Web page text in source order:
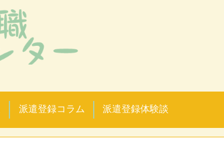
派遣登録コラム 派遣登録体験談